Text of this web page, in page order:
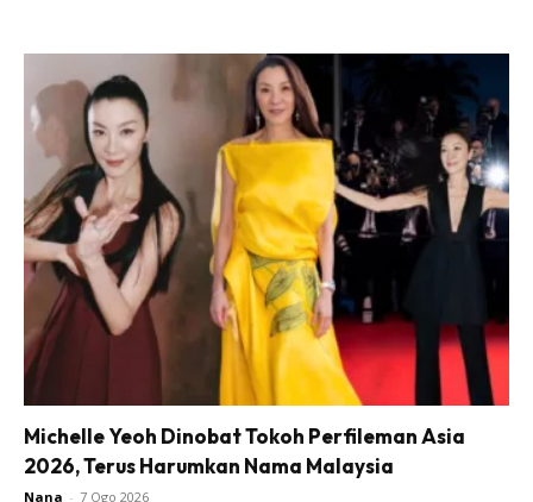
View this post on Instagram
Michelle Yeoh Dinobat Tokoh Perfileman Asia
2026, Terus Harumkan Nama Malaysia
Nana - 7 Ogo 2026